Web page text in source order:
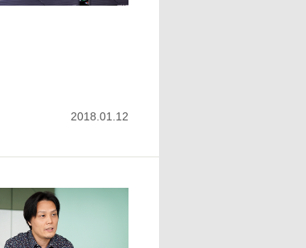
2018.01.12